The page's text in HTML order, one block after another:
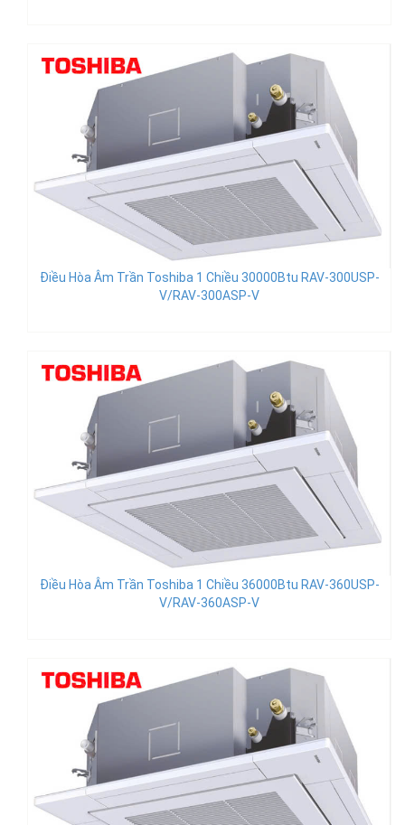
Điều Hòa Âm Trần Toshiba 1 Chiều 30000Btu RAV-300USP-
V/RAV-300ASP-V
Điều Hòa Âm Trần Toshiba 1 Chiều 36000Btu RAV-360USP-
V/RAV-360ASP-V